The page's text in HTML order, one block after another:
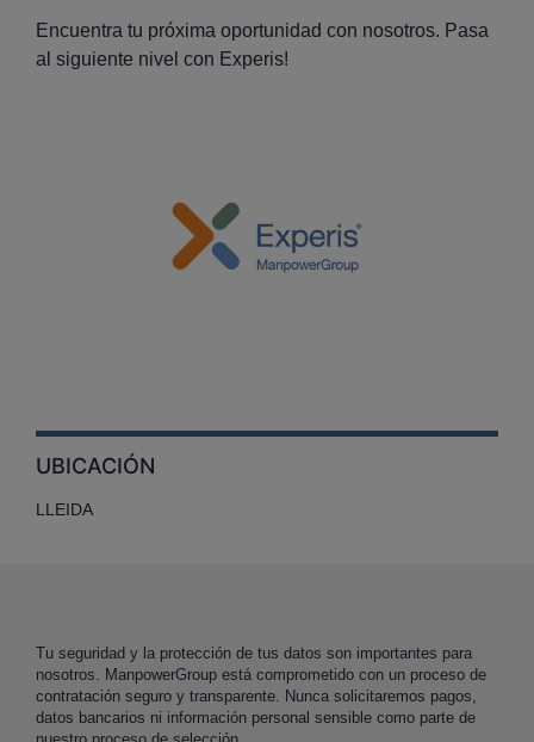
Encuentra tu próxima oportunidad con nosotros. Pasa
al siguiente nivel con Experis!
UBICACIÓN
LLEIDA
Tu seguridad y la protección de tus datos son importantes para
nosotros. ManpowerGroup está comprometido con un proceso de
contratación seguro y transparente. Nunca solicitaremos pagos,
datos bancarios ni información personal sensible como parte de